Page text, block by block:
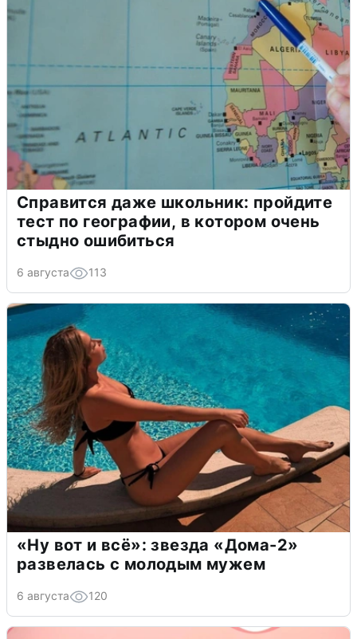
Справится даже школьник: пройдите
тест по географии, в котором очень
стыдно ошибиться
6 августа 113
«Ну вот и всё»: звезда «Дома-2»
развелась с молодым мужем
6 августа 120